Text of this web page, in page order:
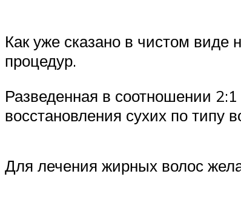
Как уже сказано в чистом виде
процедур.
Разведенная в соотношении
восстановления сухих по типу
Для лечения жирных волос